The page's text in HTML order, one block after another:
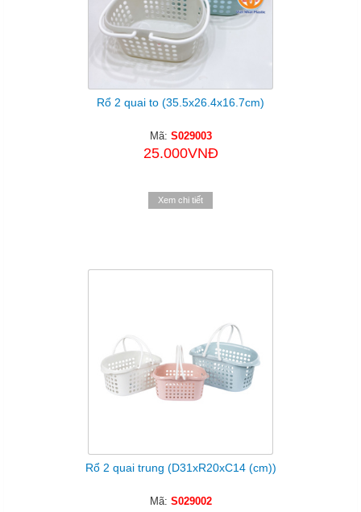
Rổ 2 quai to (35.5x26.4x16.7cm)
Mã: S029003
25.000VNĐ
Xem chi tiết
Rổ 2 quai trung (D31xR20xC14 (cm))
Mã: S029002